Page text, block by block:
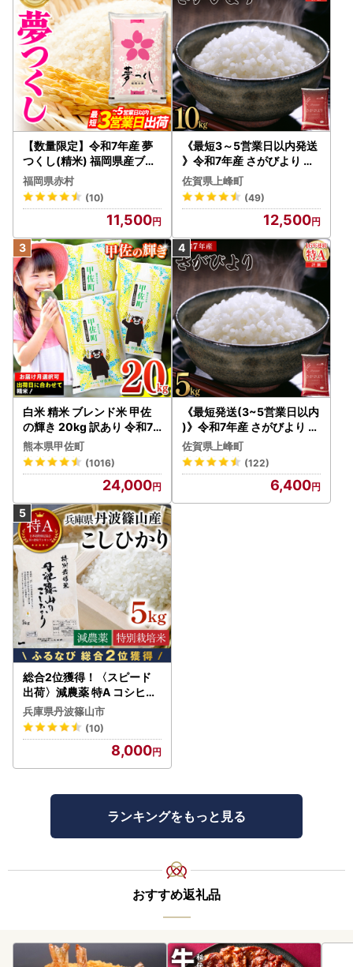
【数量限定】令和7年産 夢
つくし(精米) 福岡県産ブラ
ンド米 10kg (品番:3X11R7)
福岡県赤村
(10)
11,500
《最短3～5営業日以内発送
》令和7年産 さがびより 佐
賀県産（精米）10kg
佐賀県上峰町
(49)
12,500
白米 精米 ブレンド米 甲佐
の輝き 20kg 訳あり 令和7
年産 【価格改定ZS】
熊本県甲佐町
(1016)
24,000
《最短発送(3~5営業日以内
)》令和7年産 さがびより 佐
賀県産（精米）5kg
佐賀県上峰町
(122)
6,400
総合2位獲得！〈スピード
出荷〉減農薬 特A コシヒカ
リ 5kg 丹波篠山産 特別栽培
米 こしひかり
兵庫県丹波篠山市
(10)
8,000
ランキングをもっと見る
おすすめ返礼品